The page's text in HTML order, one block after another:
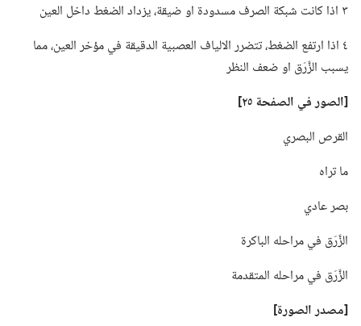
٣ اذا كانت شبكة الصرف مسدودة او ضيقة،‏ يزداد الضغط داخل العين
٤ اذا ارتفع الضغط،‏ تتضرر الالياف العصبية الدقيقة في مؤخر العين،‏ مما
يسبب الزَّرَق او ضعف النظر
‏[الصور في الصفحة ٢٥]‏
القرص البصري
ما تراه
بصر عادي
الزَّرَق في مراحله الباكرة
الزَّرَق في مراحله المتقدمة
‏[مصدر الصورة]‏